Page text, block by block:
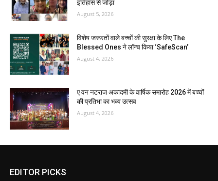
इतिहास से जोड़ा
August 5, 2026
विशेष जरूरतों वाले बच्चों की सुरक्षा के लिए The
Blessed Ones ने लॉन्च किया ‘SafeScan’
August 4, 2026
ए वन नटराज अकादमी के वार्षिक समारोह 2026 में बच्चों
की प्रतिभा का भव्य उत्सव
August 4, 2026
EDITOR PICKS